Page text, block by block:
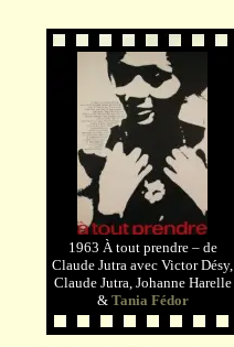
1963 À tout prendre – de
Claude Jutra avec Victor Désy,
Claude Jutra, Johanne Harelle
& Tania Fédor